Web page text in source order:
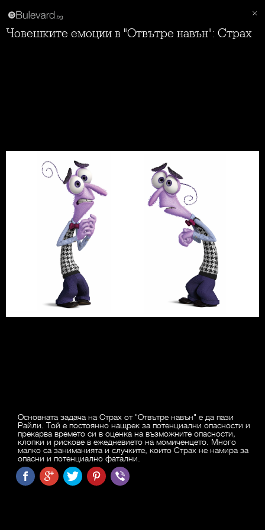
Човешките емоции в "Отвътре навън": Страх
Основната задача на Страх от "Отвътре навън" е да пази
Райли. Той е постоянно нащрек за потенциални опасности и
прекарва времето си в оценка на възможните опасности,
клопки и рискове в ежедневието на момиченцето. Много
малко са заниманията и случките, които Страх не намира за
опасни и потенциално фатални.